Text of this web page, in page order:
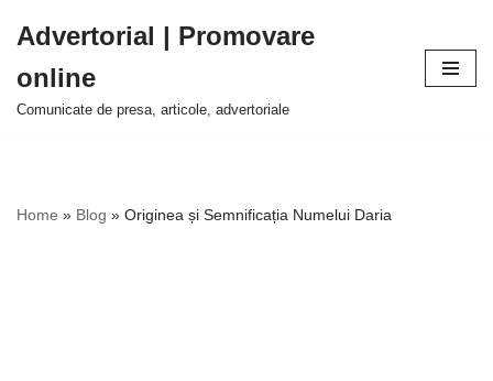
la
conținut
Advertorial | Promovare
online
Comunicate de presa, articole, advertoriale
Home » Blog » Originea și Semnificația Numelui Daria